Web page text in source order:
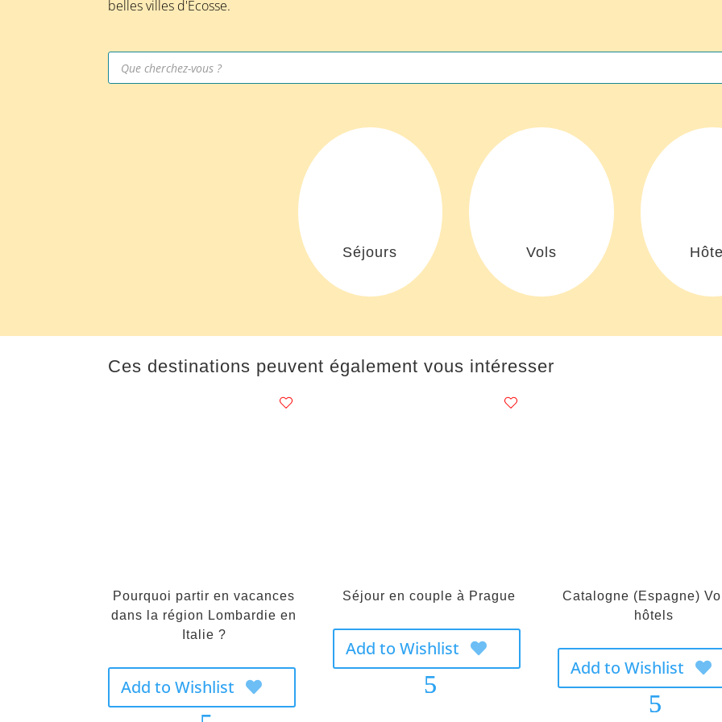
belles villes d'Écosse.
Recherche
produits
Séjours Vols
Ces destinations peuvent également vous intéresser
Pourquoi partir en vacances
dans la région Lombardie en
Italie ?
Add to Wishlist
Séjour en couple à Prague
Add to Wishlist
Catalogne (Espagne)
hôtels
Add to Wishlist